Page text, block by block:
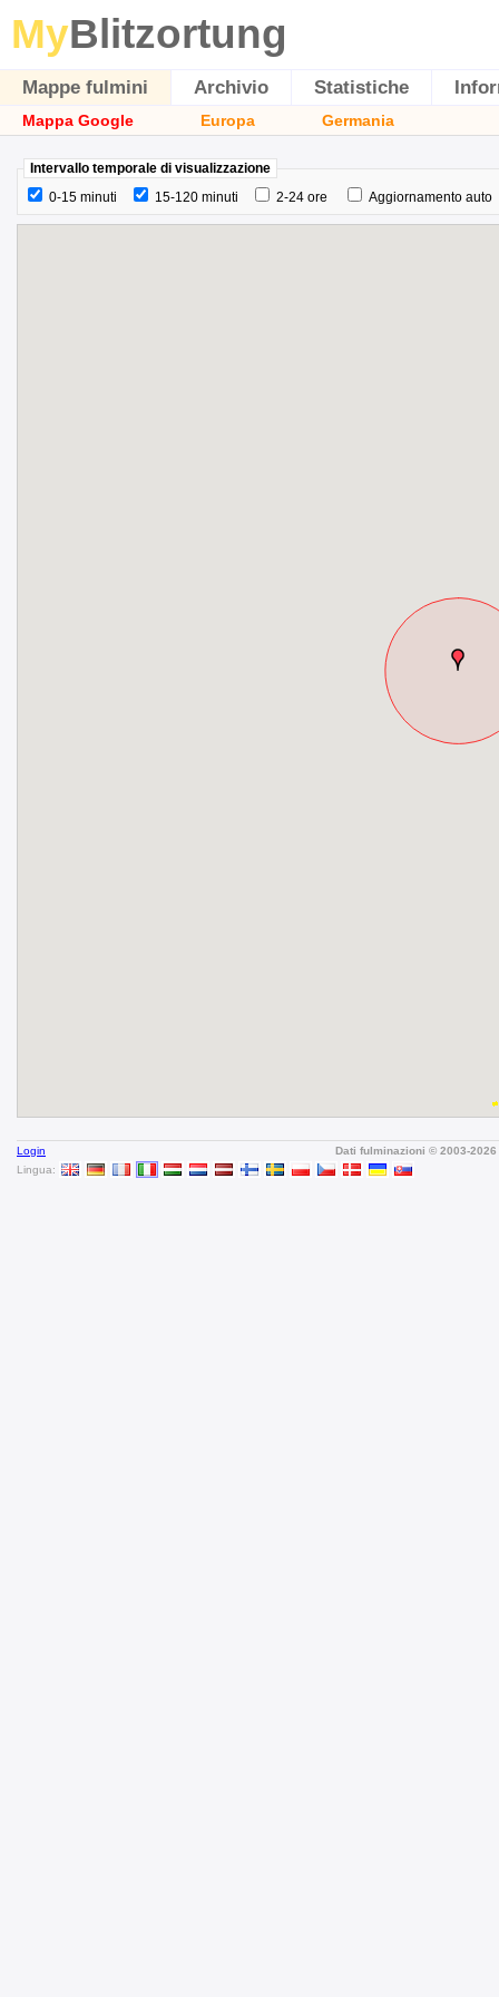
MyBlitzortung
Mappe fulmini Archivio Statistiche
Mappa Google Europa Germania
Intervallo temporale di visualizzazione
0-15 minuti
15-120 minuti 2-24 ore Aggiornamento auto
Login
Lingua:
Dati fulminazioni © 2003-2026